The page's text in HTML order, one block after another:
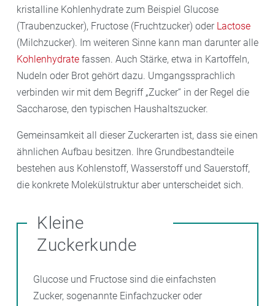
kristalline Kohlenhydrate zum Beispiel Glucose
(Traubenzucker), Fructose (Fruchtzucker) oder Lactose
(Milchzucker). Im weiteren Sinne kann man darunter alle
Kohlenhydrate fassen. Auch Stärke, etwa in Kartoffeln,
Nudeln oder Brot gehört dazu. Umgangssprachlich
verbinden wir mit dem Begriff „Zucker“ in der Regel die
Saccharose, den typischen Haushaltszucker.
Gemeinsamkeit all dieser Zuckerarten ist, dass sie einen
ähnlichen Aufbau besitzen. Ihre Grundbestandteile
bestehen aus Kohlenstoff, Wasserstoff und Sauerstoff,
die konkrete Molekülstruktur aber unterscheidet sich.
Kleine
Zuckerkunde
Glucose und Fructose sind die einfachsten
Zucker, sogenannte Einfachzucker oder